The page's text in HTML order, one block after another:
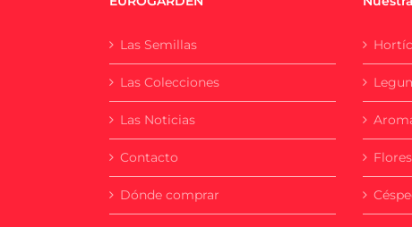
Las Semillas
Las Colecciones
Las Noticias
Contacto
Dónde comprar
Flores